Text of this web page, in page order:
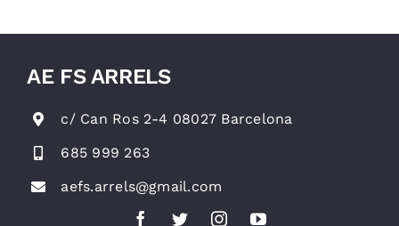
AE FS ARRELS
c/ Can Ros 2-4 08027 Barcelona
685 999 263
aefs.arrels@gmail.com